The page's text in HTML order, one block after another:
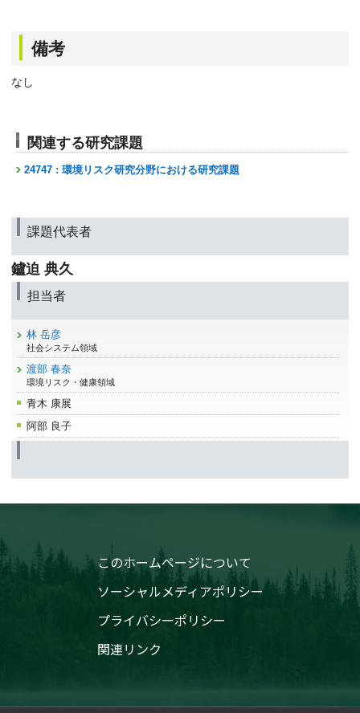
備考
なし
関連する研究課題
24747 : 環境リスク研究分野における研究課題
課題代表者
鑪迫 典久
担当者
林 岳彦
社会システム領域
渡部 春奈
環境リスク・健康領域
青木 康展
阿部 良子
このホームページについて
ソーシャルメディアポリシー
プライバシーポリシー
関連リンク